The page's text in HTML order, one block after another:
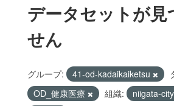
データセットが見
せん
グループ: 41-od-kadaikaiketsu
OD_健康医療
組織: niigata-city